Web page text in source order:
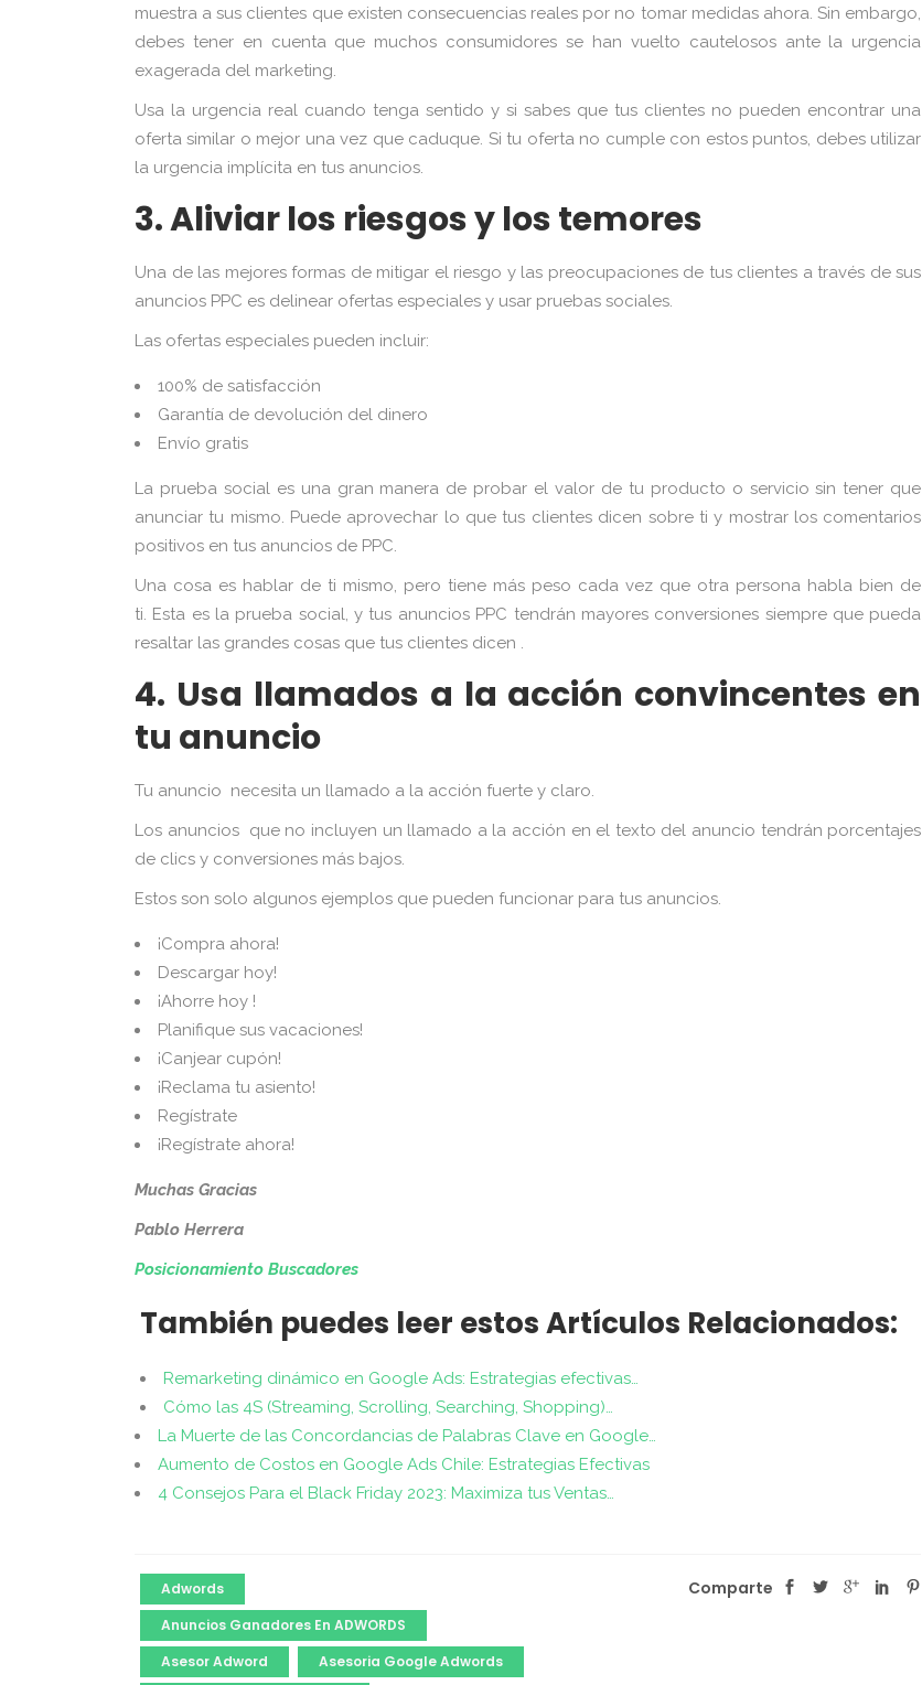
muestra a sus clientes que existen consecuencias reales por no tomar medidas ahora. Sin embargo,
debes tener en cuenta que muchos consumidores se han vuelto cautelosos ante la urgencia
exagerada del marketing.
Usa la urgencia real cuando tenga sentido y si sabes que tus clientes no pueden encontrar una
oferta similar o mejor una vez que caduque. Si tu oferta no cumple con estos puntos, debes utilizar
la urgencia implícita en tus anuncios.
3. Aliviar los riesgos y los temores
Una de las mejores formas de mitigar el riesgo y las preocupaciones de tus clientes a través de sus
anuncios PPC es delinear ofertas especiales y usar pruebas sociales.
Las ofertas especiales pueden incluir:
100% de satisfacción
Garantía de devolución del dinero
Envío gratis
La prueba social es una gran manera de probar el valor de tu producto o servicio sin tener que
anunciar tu mismo. Puede aprovechar lo que tus clientes dicen sobre ti y mostrar los comentarios
positivos en tus anuncios de PPC.
Una cosa es hablar de ti mismo, pero tiene más peso cada vez que otra persona habla bien de
ti. Esta es la prueba social, y tus anuncios PPC tendrán mayores conversiones siempre que pueda
resaltar las grandes cosas que tus clientes dicen .
4. Usa llamados a la acción convincentes en
tu anuncio
Tu anuncio necesita un llamado a la acción fuerte y claro.
Los anuncios que no incluyen un llamado a la acción en el texto del anuncio tendrán porcentajes
de clics y conversiones más bajos.
Estos son solo algunos ejemplos que pueden funcionar para tus anuncios.
¡Compra ahora!
Descargar hoy!
¡Ahorre hoy !
Planifique sus vacaciones!
¡Canjear cupón!
¡Reclama tu asiento!
Regístrate
¡Regístrate ahora!
Muchas Gracias
Pablo Herrera
Posicionamiento Buscadores
También puedes leer estos Artículos Relacionados:
Remarketing dinámico en Google Ads: Estrategias efectivas…
Cómo las 4S (Streaming, Scrolling, Searching, Shopping)…
La Muerte de las Concordancias de Palabras Clave en Google…
Aumento de Costos en Google Ads Chile: Estrategias Efectivas
4 Consejos Para el Black Friday 2023: Maximiza tus Ventas…
Adwords
Anuncios Ganadores En ADWORDS
Asesor Adword
Asesoria Google Adwords
Comparte